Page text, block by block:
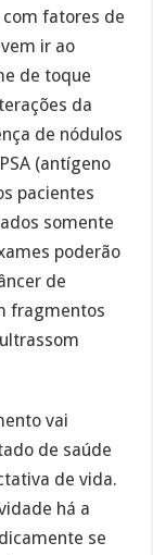
fatores de
ir ao
de toque
da
de nódulos
(antígeno
pacientes
somente
poderão
de
fragmentos
vai
de saúde
de vida.
há a
se